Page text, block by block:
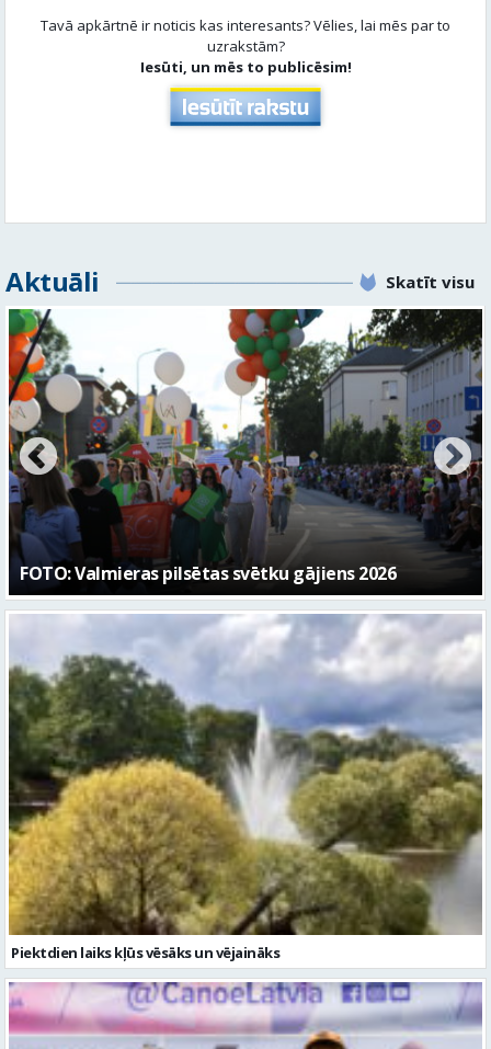
Tavā apkārtnē ir noticis kas interesants? Vēlies, lai mēs par to
uzrakstām?
Iesūti, un mēs to publicēsim!
Aktuāli Skatīt visu
Valmierā turpinās īstenot nozīmīgus ielu
infrastruktūras investīciju projektus
Piektdien laiks kļūs vēsāks un vējaināks